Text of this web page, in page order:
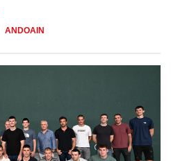
ANDOAIN